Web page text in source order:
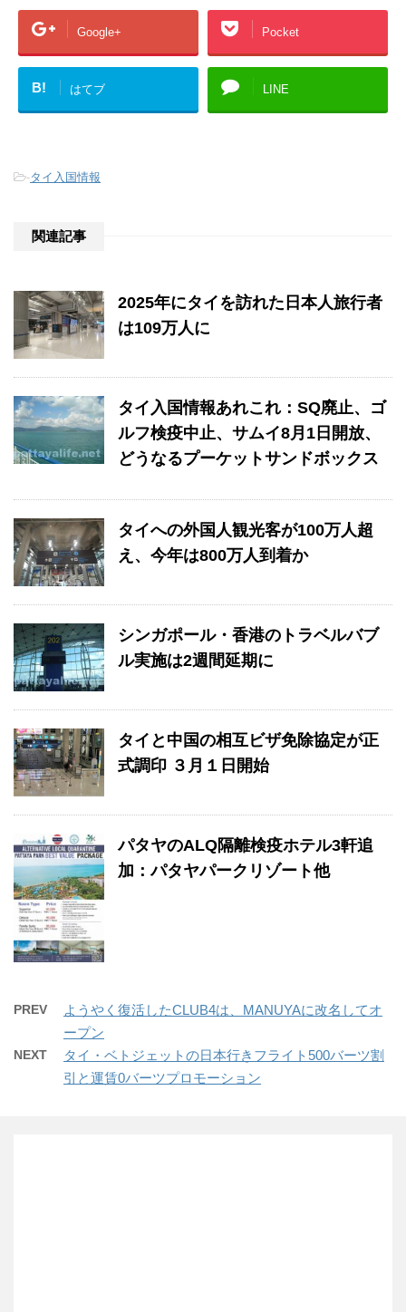
Google+ Pocket
B! はてブ LINE
-タイ入国情報
関連記事
2025年にタイを訪れた日本人旅行者
は109万人に
タイ入国情報あれこれ：SQ廃止、ゴ
ルフ検疫中止、サムイ8月1日開放、
どうなるプーケットサンドボックス
タイへの外国人観光客が100万人超
え、今年は800万人到着か
シンガポール・香港のトラベルバブ
ル実施は2週間延期に
タイと中国の相互ビザ免除協定が正
式調印 ３月１日開始
パタヤのALQ隔離検疫ホテル3軒追
加：パタヤパークリゾート他
PREV
ようやく復活したCLUB4は、MANUYAに改名してオ
ープン
NEXT
タイ・ベトジェットの日本行きフライト500バーツ割
引と運賃0バーツプロモーション